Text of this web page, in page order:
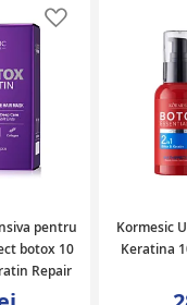
pentru
botox 10
Repair
Adaugă în
Kormesic
Keratina